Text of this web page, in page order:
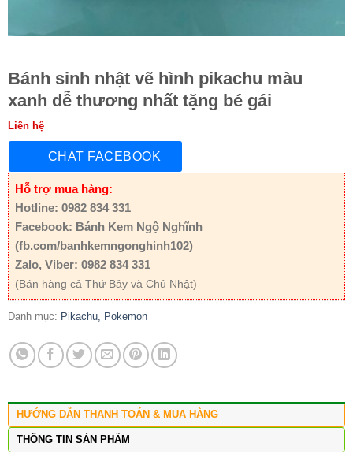
Bánh sinh nhật vẽ hình pikachu màu
xanh dễ thương nhất tặng bé gái
Liên hệ
CHAT FACEBOOK
Hỗ trợ mua hàng:
Hotline: 0982 834 331
Facebook: Bánh Kem Ngộ Nghĩnh
(fb.com/banhkemngonghinh102)
Zalo, Viber: 0982 834 331
(Bán hàng cả Thứ Bảy và Chủ Nhật)
Danh mục: Pikachu, Pokemon
HƯỚNG DẪN THANH TOÁN & MUA HÀNG
THÔNG TIN SẢN PHẨM